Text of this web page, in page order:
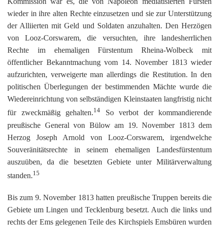
wieder in ihre alten Rechte einzusetzen und sie zur Unterstützung
der Alliierten mit Geld und Soldaten anzuhalten. Den Herzögen
von Looz-Corswarem, die versuchten, ihre landesherrlichen
Rechte im ehemaligen Fürstentum Rheina-Wolbeck mit
öffentlicher Bekanntmachung vom 14. November 1813 wieder
aufzurichten, verweigerte man allerdings die Restitution. In den
politischen Überlegungen der bestimmenden Mächte wurde die
Wiedereinrichtung von selbständigen Kleinstaaten langfristig nicht
für zweckmäßig gehalten.14 So verbot der kommandierende
preußische General von Bülow am 19. November 1813 dem
Herzog Joseph Arnold von Looz-Corswarem, irgendwelche
Souveränitätsrechte in seinem ehemaligen Landesfürstentum
auszuüben, da die besetzten Gebiete unter Militärverwaltung
standen.15
Bis zum 9. November 1813 hatten preußische Truppen bereits die
Gebiete um Lingen und Tecklenburg besetzt. Auch die links und
rechts der Ems gelegenen Teile des Kirchspiels Emsbüren wurden